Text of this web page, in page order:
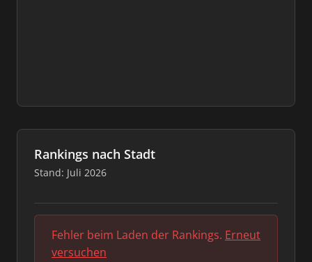
Rankings nach Stadt
Stand: Juli 2026
Fehler beim Laden der Rankings. Erneut
versuchen